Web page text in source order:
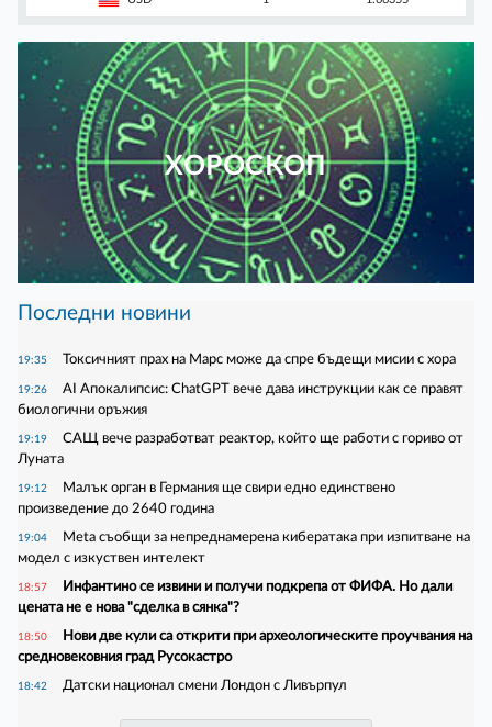
ХОРОСКОП
Последни новини
19:35 Токсичният прах на Марс може да спре бъдещи мисии с хора
19:26
AI Апокалипсис: ChatGPT вече дава инструкции как се правят
биологични оръжия
19:19
САЩ вече разработват реактор, който ще работи с гориво от
Луната
19:12
Малък орган в Германия ще свири едно единствено
произведение до 2640 година
19:04
Meta съобщи за непреднамерена кибератака при изпитване на
модел с изкуствен интелект
18:57
Инфантино се извини и получи подкрепа от ФИФА. Но дали
цената не е нова "сделка в сянка"?
18:50
Нови две кули са открити при археологическите проучвания на
средновековния град Русокастро
18:42 Датски национал смени Лондон с Ливърпул